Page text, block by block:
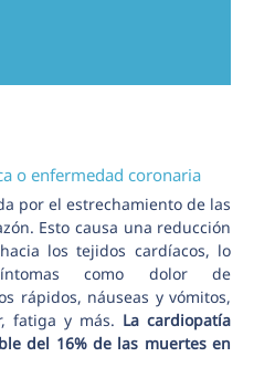
o enfermedad coronaria
por el estrechamiento de las
Esto causa una reducción
los tejidos cardíacos, lo
como dolor de
rápidos, náuseas y vómitos,
fatiga y más. La cardiopatía
del 16% de las muertes en